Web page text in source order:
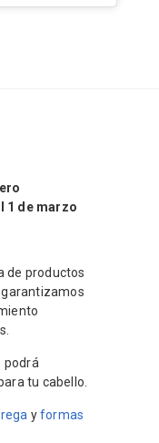
1 de marzo
de productos
podrá
tu cabello.
yformas